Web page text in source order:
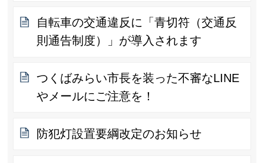
自転車の交通違反に「青切符（交通反
則通告制度）」が導入されます
つくばみらい市長を装った不審なLINE
やメールにご注意を！
防犯灯設置要綱改定のお知らせ